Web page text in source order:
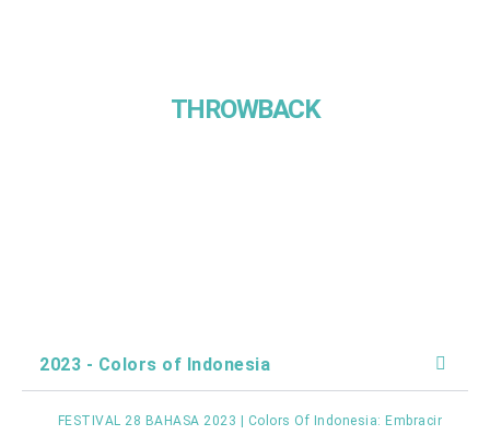
THROWBACK
2023 - Colors of Indonesia
FESTIVAL 28 BAHASA 2023 | Colors Of Indonesia: Embracing